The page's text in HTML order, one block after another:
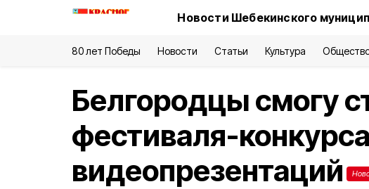
Новости Шебекинского
80 лет Победы Новости Статьи Культура
Белгородцы смогу
фестиваля-
видеопрезентаций